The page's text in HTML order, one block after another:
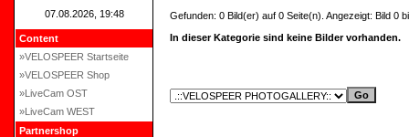
07.08.2026, 19:48
Content
»VELOSPEER Startseite
»VELOSPEER Shop
»LiveCam OST
»LiveCam WEST
Partnershop
Gefunden: 0 Bild(er) auf 0 Seite(n). Angezeigt: Bild 0
In dieser Kategorie sind keine Bilder vorhanden.